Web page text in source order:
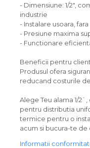
- Dimensiune: 1/2",
industrie
- Instalare usoara,
- Presiune maxima
- Functionare
Beneficii pentru
Produsul ofera
reducand costurile
Alege Teu alama 1/2`,
pentru distributia
termice pentru o
acum si bucura-te de
Informatii